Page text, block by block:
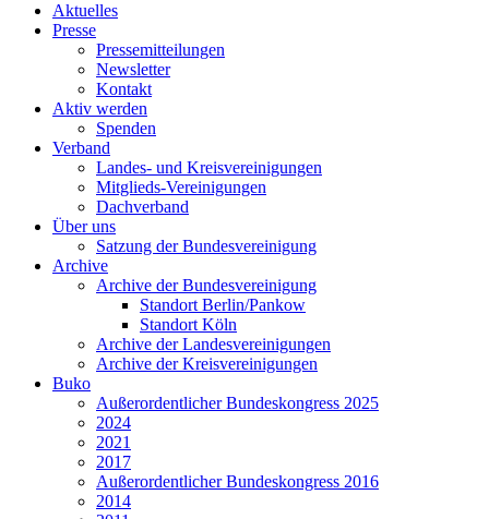
Aktuelles
Presse
Pressemitteilungen
Newsletter
Kontakt
Aktiv werden
Spenden
Verband
Landes- und Kreisvereinigungen
Mitglieds-Vereinigungen
Dachverband
Über uns
Satzung der Bundesvereinigung
Archive
Archive der Bundesvereinigung
Standort Berlin/Pankow
Standort Köln
Archive der Landesvereinigungen
Archive der Kreisvereinigungen
Buko
Außerordentlicher Bundeskongress 2025
2024
2021
2017
Außerordentlicher Bundeskongress 2016
2014